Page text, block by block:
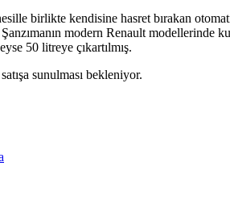
birlikte kendisine hasret bırakan
modern Renault
50 litreye çıkartılmış.
sunulması bekleniyor.